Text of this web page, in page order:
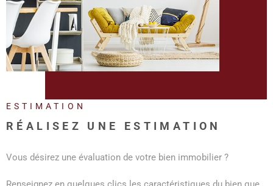
BLOG
ESTIMATION
RÉALISEZ UNE ESTIMATION
Vous désirez une évaluation de votre bien immobilier ?